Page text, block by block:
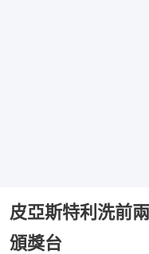
皮亞斯特利洗前
頒獎台